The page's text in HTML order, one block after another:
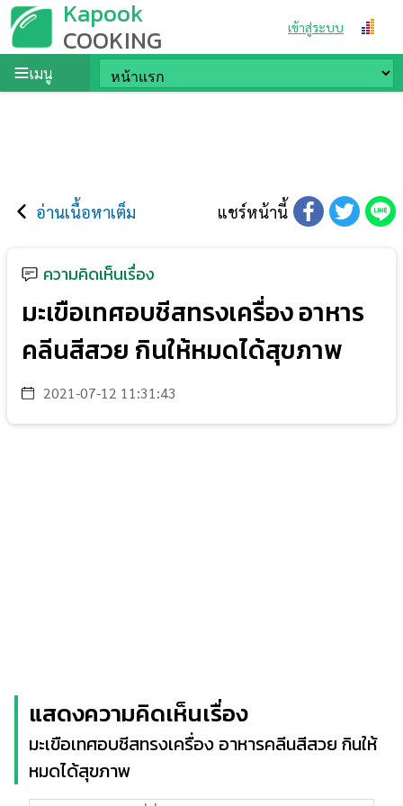
Kapook
COOKING เข้าสู่ระบบ
เมนู
อ่านเนื้อหาเต็ม แชร์หน้านี้
ความคิดเห็นเรื่อง
มะเขือเทศอบชีสทรงเครื่อง อาหาร
คลีนสีสวย กินให้หมดได้สุขภาพ
2021-07-12 11:31:43
แสดงความคิดเห็นเรื่อง
มะเขือเทศอบชีสทรงเครื่อง อาหารคลีนสีสวย กินให้
หมดได้สุขภาพ